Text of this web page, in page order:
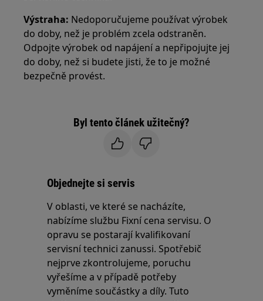
Výstraha: Nedoporučujeme používat výrobek
do doby, než je problém zcela odstraněn.
Odpojte výrobek od napájení a nepřipojujte jej
do doby, než si budete jisti, že to je možné
bezpečně provést.
Byl tento článek užitečný?
Objednejte si servis
V oblasti, ve které se nacházíte,
nabízíme službu Fixní cena servisu. O
opravu se postarají kvalifikovaní
servisní technici zanussi. Spotřebič
nejprve zkontrolujeme, poruchu
vyřešíme a v případě potřeby
vyměníme součástky a díly. Tuto